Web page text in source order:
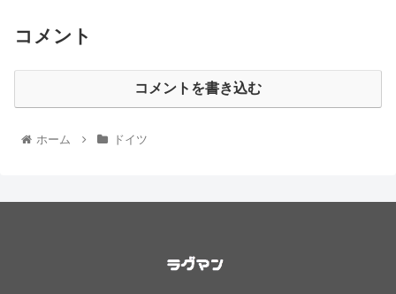
コメント
コメントを書き込む
ホーム ドイツ